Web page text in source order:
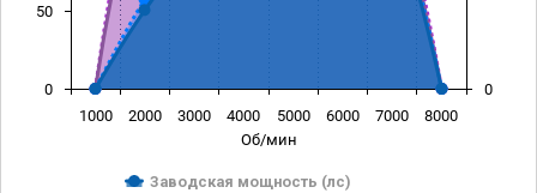
Об/мин
Заводская мощность (лс)
1000 2000 3000 4000 5000 6000 7000 8000
0
50
0